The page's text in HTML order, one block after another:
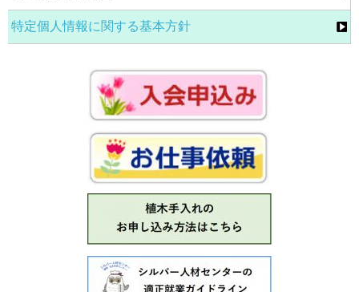
特定個人情報に関する基本方針